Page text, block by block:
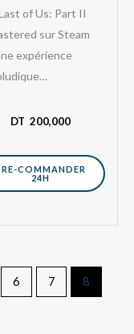
of Us: Part II
sur Steam
expérience
les limites du
Situé…
DT 200,000
COMMANDER
24H
6 7 8